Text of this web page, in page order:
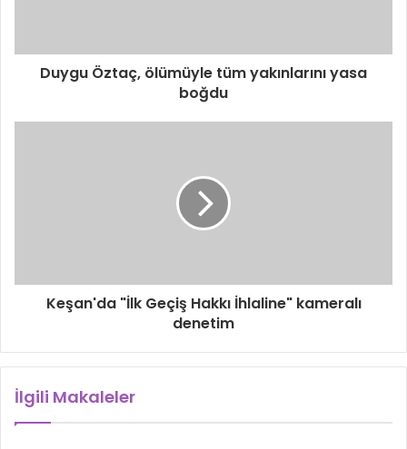
Duygu Öztaç, ölümüyle tüm yakınlarını yasa
boğdu
Keşan'da "İlk Geçiş Hakkı İhlaline" kameralı
denetim
İlgili Makaleler